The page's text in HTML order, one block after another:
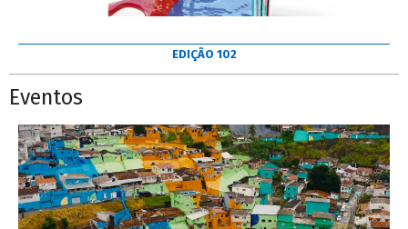
EDIÇÃO 102
Eventos